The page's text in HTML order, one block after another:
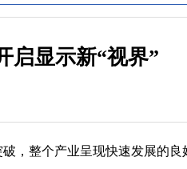
启显示新“视界”
整个产业呈现快速发展的良